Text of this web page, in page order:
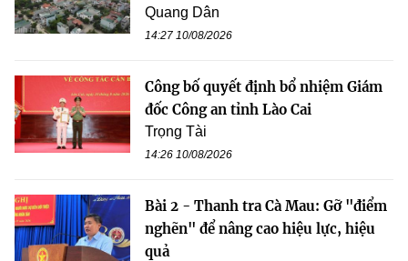
Quang Dân
14:27 10/08/2026
Công bố quyết định bổ nhiệm Giám
đốc Công an tỉnh Lào Cai
Trọng Tài
14:26 10/08/2026
Bài 2 - Thanh tra Cà Mau: Gỡ "điểm
nghẽn" để nâng cao hiệu lực, hiệu
quả